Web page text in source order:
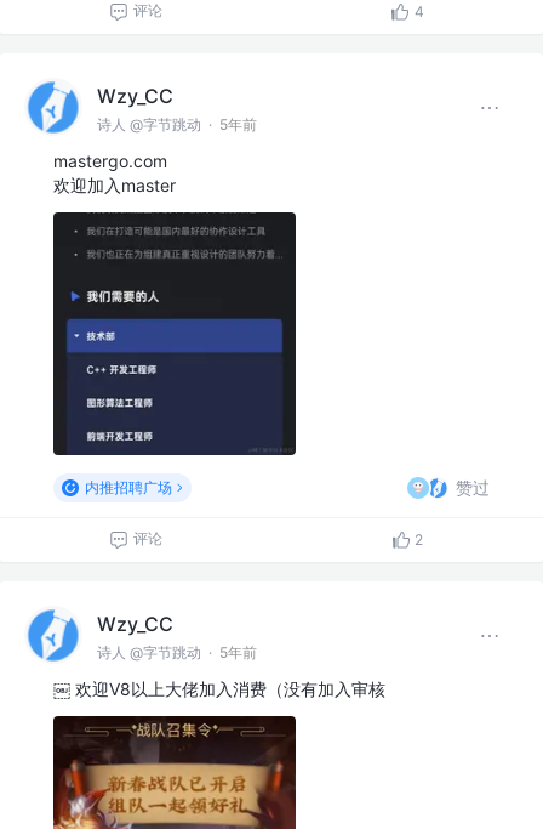
评论 4
Wzy_CC
诗人 @字节跳动 · 5年前
mastergo.com
欢迎加入master
内推招聘广场 赞过
评论 2
Wzy_CC
诗人 @字节跳动 · 5年前
￼ 欢迎V8以上大佬加入消费（没有加入审核